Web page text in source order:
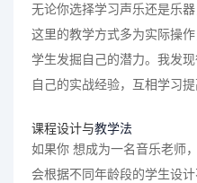
无论你选择学习声乐还是乐
这里的教学方式多为实际操
学生发掘自己的潜力。我发
自己的实战经验，互相学习提
课程设计与教学法
如果你 想成为一名音乐老师
会根据不同年龄段的学生设